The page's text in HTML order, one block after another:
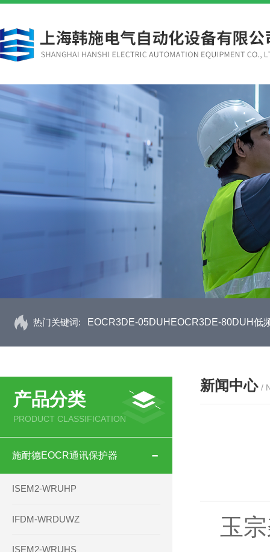
热门关键词: EOCR3DE-05DUHEOCR3DE-80DUH低
产品分类
PRODUCT CLASSIFICATION
施耐德EOCR通讯保护器
ISEM2-WRUHP
IFDM-WRDUWZ
ISEM2-WRUHS
新闻中心 /
玉宗